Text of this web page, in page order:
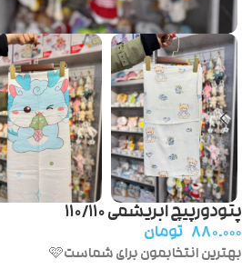
پتودورپیچ ابریشمی ۱۱۰/۱۱۰
۸۸۰.۰۰۰ تومان
بهترین انتخابمون برای شماست🩷